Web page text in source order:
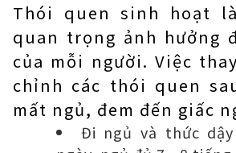
Thói quen sinh hoạt
quan trọng ảnh hưởng
của mỗi người. Việc
chỉnh các thói quen
mất ngủ, đem đến giấc
Đi ngủ và thức